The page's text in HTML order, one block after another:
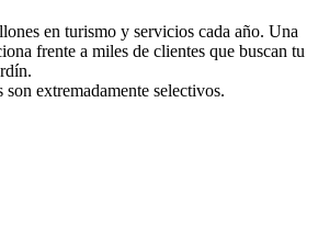
en turismo y servicios cada año. Una
frente a miles de clientes que buscan tu
son extremadamente selectivos.